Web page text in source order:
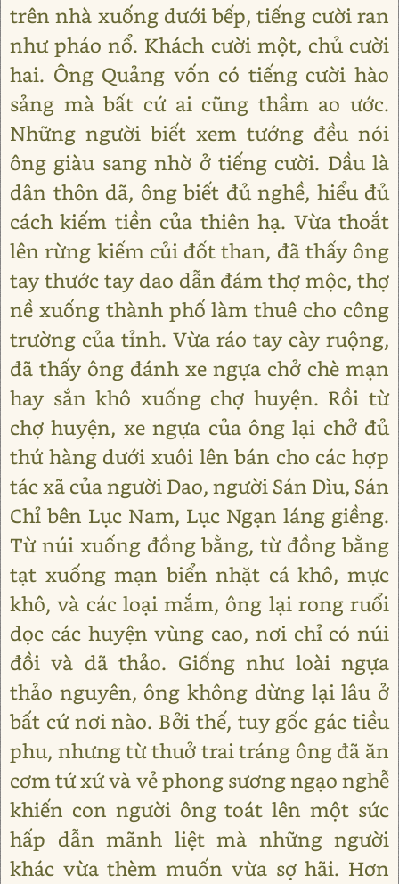
trên nhà xuống dưới bếp, tiếng cười ran
như pháo nổ. Khách cười một, chủ cười
hai. Ông Quảng vốn có tiếng cười hào
sảng mà bất cứ ai cũng thầm ao ước.
Những người biết xem tướng đều nói
ông giàu sang nhờ ở tiếng cười. Dầu là
dân thôn dã, ông biết đủ nghề, hiểu đủ
cách kiếm tiền của thiên hạ. Vừa thoắt
lên rừng kiếm củi đốt than, đã thấy ông
tay thước tay dao dẫn đám thợ mộc, thợ
nề xuống thành phố làm thuê cho công
trường của tỉnh. Vừa ráo tay cày ruộng,
đã thấy ông đánh xe ngựa chở chè mạn
hay sắn khô xuống chợ huyện. Rồi từ
chợ huyện, xe ngựa của ông lại chở đủ
thứ hàng dưới xuôi lên bán cho các hợp
tác xã của người Dao, người Sán Dìu, Sán
Chỉ bên Lục Nam, Lục Ngạn láng giềng.
Từ núi xuống đồng bằng, từ đồng bằng
tạt xuống mạn biển nhặt cá khô, mực
khô, và các loại mắm, ông lại rong ruổi
dọc các huyện vùng cao, nơi chỉ có núi
đồi và dã thảo. Giống như loài ngựa
thảo nguyên, ông không dừng lại lâu ở
bất cứ nơi nào. Bởi thế, tuy gốc gác tiều
phu, nhưng từ thuở trai tráng ông đã ăn
cơm tứ xứ và vẻ phong sương ngạo nghễ
khiến con người ông toát lên một sức
hấp dẫn mãnh liệt mà những người
khác vừa thèm muốn vừa sợ hãi. Hơn